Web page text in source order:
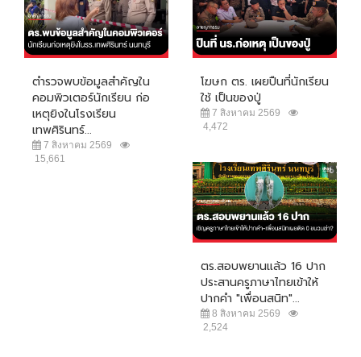
ตำรวจพบข้อมูลสำคัญใน
คอมพิวเตอร์นักเรียน ก่อ
เหตุยิงในโรงเรียน
เทพศิรินทร์...
7 สิงหาคม 2569
15,661
โฆษก ตร. เผยปืนที่นักเรียน
ใช้ เป็นของปู่
7 สิงหาคม 2569
4,472
ตร.สอบพยานแล้ว 16 ปาก
ประสานครูภาษาไทยเข้าให้
ปากคำ "เพื่อนสนิท"...
8 สิงหาคม 2569
2,524